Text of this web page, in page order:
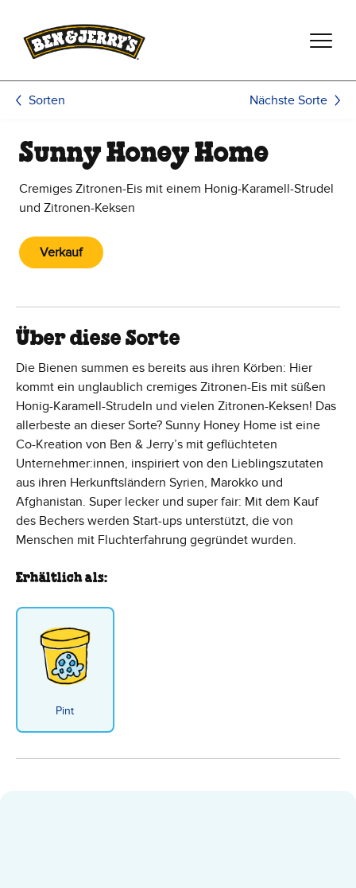
Sorten Nächste Sorte
Sunny Honey Home
Cremiges Zitronen-Eis mit einem Honig-Karamell-Strudel
und Zitronen-Keksen
Verkauf
Über diese Sorte
Die Bienen summen es bereits aus ihren Körben: Hier
kommt ein unglaublich cremiges Zitronen-Eis mit süßen
Honig-Karamell-Strudeln und vielen Zitronen-Keksen! Das
allerbeste an dieser Sorte? Sunny Honey Home ist eine
Co-Kreation von Ben & Jerry’s mit geflüchteten
Unternehmer:innen, inspiriert von den Lieblingszutaten
aus ihren Herkunftsländern Syrien, Marokko und
Afghanistan. Super lecker und super fair: Mit dem Kauf
des Bechers werden Start-ups unterstützt, die von
Menschen mit Fluchterfahrung gegründet wurden.
Erhältlich als:
Pint